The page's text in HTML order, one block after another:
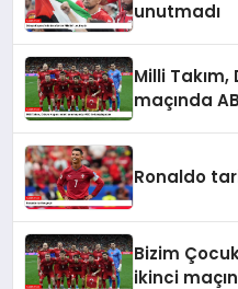
unutmadı
Milli Takım,
maçında
Ronaldo
Bizim
ikinci